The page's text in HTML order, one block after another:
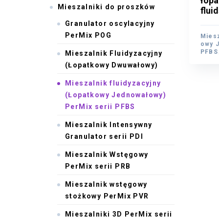
owy
owy
PFBS
Mieszalniki do proszków
Granulator oscylacyjny
PerMix POG
Mieszalnik Fluidyzacyjny
(Łopatkowy Dwuwałowy)
Mieszalnik fluidyzacyjny
(Łopatkowy Jednowałowy)
PerMix serii PFBS
Mieszalnik Intensywny
Granulator serii PDI
Mieszalnik Wstęgowy
PerMix serii PRB
Mieszalnik wstęgowy
stożkowy PerMix PVR
Mieszalniki 3D PerMix serii